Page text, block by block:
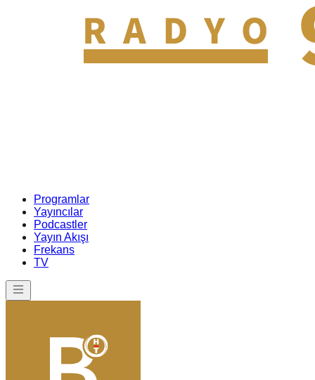
Programlar
Yayıncılar
Podcastler
Yayın Akışı
Frekans
TV